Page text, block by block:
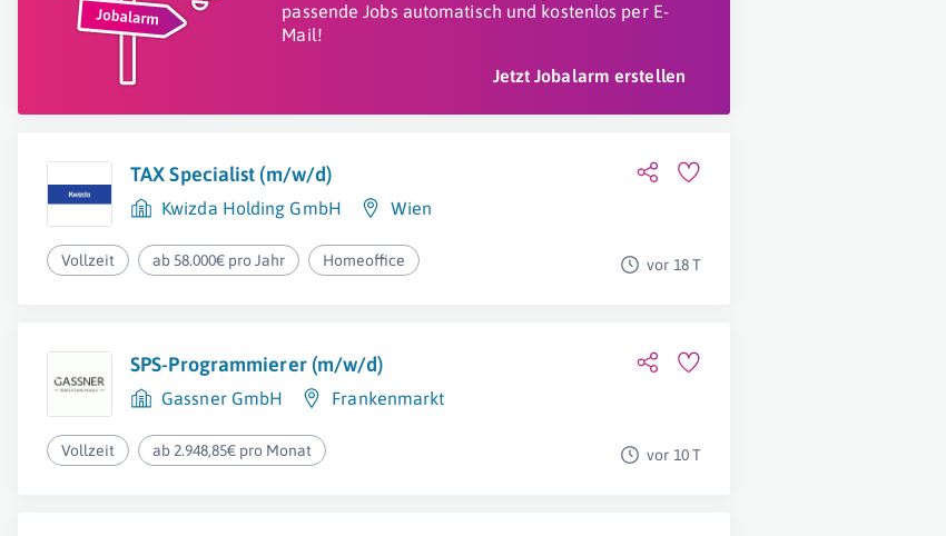
passende Jobs automatisch und kostenlos per E-
Mail!
Jetzt Jobalarm erstellen
TAX Specialist (m/w/d)
Kwizda Holding GmbH Wien
Vollzeit ab 58.000€ pro Jahr Homeoffice vor 18 T
SPS-Programmierer (m/w/d)
Gassner GmbH Frankenmarkt
Vollzeit ab 2.948,85€ pro Monat vor 10 T